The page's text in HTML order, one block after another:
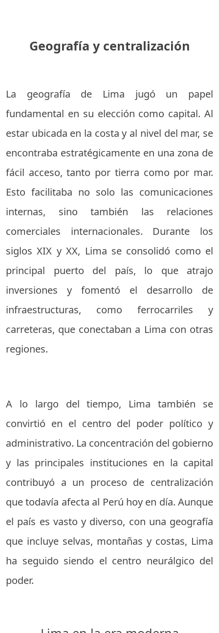
Geografía y centralización
La geografía de Lima jugó un papel
fundamental en su elección como capital. Al
estar ubicada en la costa y al nivel del mar, se
encontraba estratégicamente en una zona de
fácil acceso, tanto por tierra como por mar.
Esto facilitaba no solo las comunicaciones
internas, sino también las relaciones
comerciales internacionales. Durante los
siglos XIX y XX, Lima se consolidó como el
principal puerto del país, lo que atrajo
inversiones y fomentó el desarrollo de
infraestructuras, como ferrocarriles y
carreteras, que conectaban a Lima con otras
regiones.
A lo largo del tiempo, Lima también se
convirtió en el centro del poder político y
administrativo. La concentración del gobierno
y las principales instituciones en la capital
contribuyó a un proceso de centralización
que todavía afecta al Perú hoy en día. Aunque
el país es vasto y diverso, con una geografía
que incluye selvas, montañas y costas, Lima
ha seguido siendo el centro neurálgico del
poder.